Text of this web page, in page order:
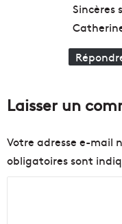
Sincères
Laisser un
Votre adresse e-mail
obligatoires sont